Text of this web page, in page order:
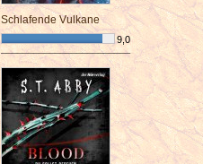
Schlafende Vulkane
9,0
¯¯¯¯¯¯¯¯¯¯¯¯¯¯¯¯¯¯¯¯¯¯¯¯